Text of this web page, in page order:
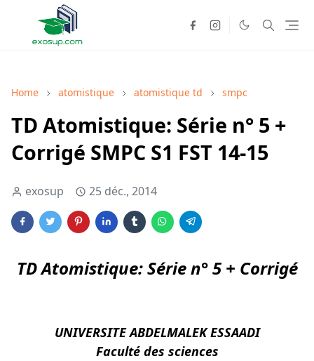
Home atomistique atomistique td smpc
TD Atomistique: Série n° 5 +
Corrigé SMPC S1 FST 14-15
exosup 25 déc., 2014
TD Atomistique: Série n° 5 + Corrigé
UNIVERSITE ABDELMALEK ESSAADI
Faculté des sciences